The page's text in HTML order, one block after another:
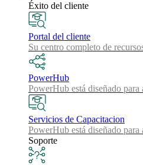
Éxito del cliente
Portal del cliente
Su centro completo de
PowerHub
PowerHub está diseñado
Servicios de Capacitacion
PowerHub está diseñado
Soporte